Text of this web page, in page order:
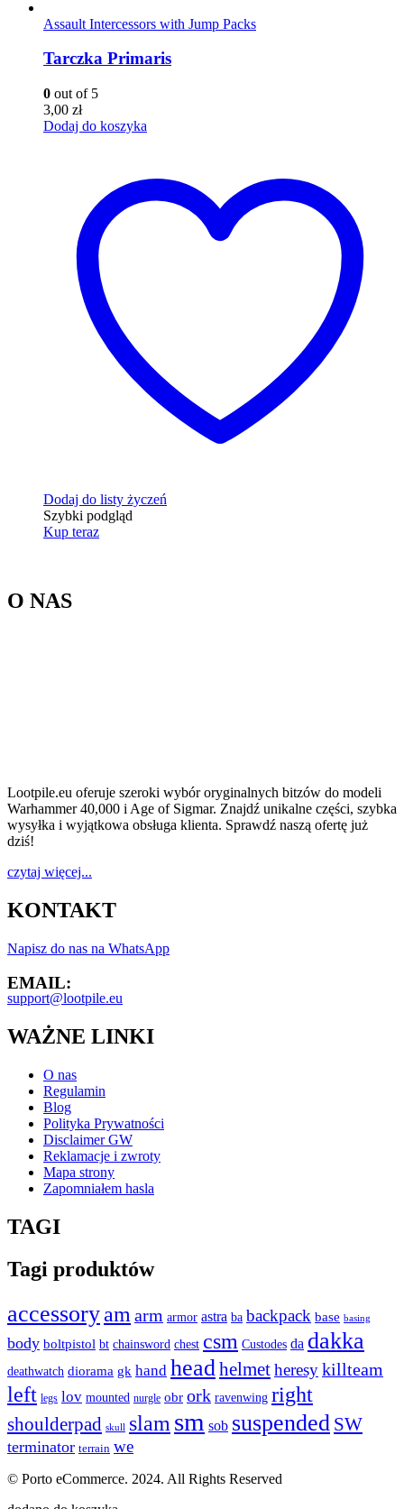
Assault Intercessors with Jump Packs
Tarczka Primaris
0 out of 5
3,00 zł
Dodaj do koszyka
Dodaj do listy życzeń
Szybki podgląd
Kup teraz
O NAS
Lootpile.eu oferuje szeroki wybór oryginalnych bitzów do modeli
Warhammer 40,000 i Age of Sigmar. Znajdź unikalne części, szybka
wysyłka i wyjątkowa obsługa klienta. Sprawdź naszą ofertę już
dziś!
czytaj więcej...
KONTAKT
Napisz do nas na WhatsApp
EMAIL:
support@lootpile.eu
WAŻNE LINKI
O nas
Regulamin
Blog
Polityka Prywatności
Disclaimer GW
Reklamacje i zwroty
Mapa strony
Zapomniałem hasla
TAGI
Tagi produktów
accessoryam arm armor astra ba backpack base basing
body boltpistol bt chainsword chest csm Custodes da dakka
deathwatch diorama gk hand headhelmetheresykillteam
left legs lov mounted nurgle obr ork ravenwing right
shoulderpad skull slam sm sob suspended SW
terminator terrain we
© Porto eCommerce. 2024. All Rights Reserved